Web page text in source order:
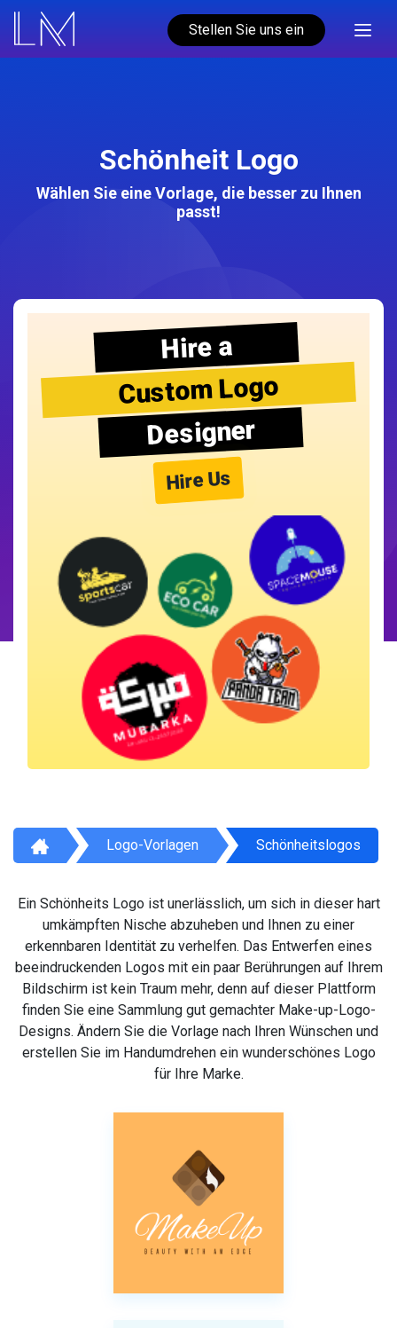
Stellen Sie uns ein
Schönheit Logo
Wählen Sie eine Vorlage, die besser zu Ihnen
passt!
Hire a
Custom Logo
Designer
Hire Us
Logo-Vorlagen Schönheitslogos
Ein Schönheits Logo ist unerlässlich, um sich in dieser hart
umkämpften Nische abzuheben und Ihnen zu einer
erkennbaren Identität zu verhelfen. Das Entwerfen eines
beeindruckenden Logos mit ein paar Berührungen auf Ihrem
Bildschirm ist kein Traum mehr, denn auf dieser Plattform
finden Sie eine Sammlung gut gemachter Make-up-Logo-
Designs. Ändern Sie die Vorlage nach Ihren Wünschen und
erstellen Sie im Handumdrehen ein wunderschönes Logo
für Ihre Marke.